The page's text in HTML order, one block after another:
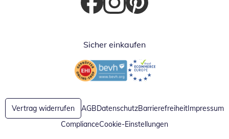
Öffnet in neuem Fenster
Öffnet in neuem Fenster
Öffnet in neuem Fenster
Sicher einkaufen
Öffnet in neuem FensterÖffnet in neuem Fenster
Vertrag widerrufen AGBDatenschutzBarrierefreiheitImpressum
ComplianceCookie-Einstellungen